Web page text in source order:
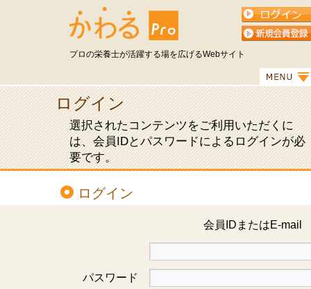
プロの栄養士が活躍する場を広げるWebサイト
ログイン
選択されたコンテンツをご利用いただくに
は、会員IDとパスワードによるログインが必
要です。
ログイン
会員IDまたはE-
パスワード